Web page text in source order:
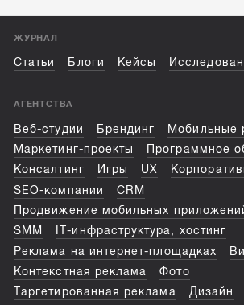
ЖУРНАЛ
Статьи Блоги Кейсы
АГЕНТСТВА
Веб-студии Брендинг
Мобильные
Маркетинг-проекты
Программное
Консалтинг
Игры UX
SEO-компании
CRM
Продвижение мобильных
SMM
IT-инфраструктура, хостинг
Реклама на интернет-площадках
Контекстная реклама
Фото
Таргетированная реклама
Дизайн